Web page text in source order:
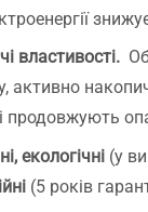
властивості.
активно
продовжують
екологічні (у
(5 років